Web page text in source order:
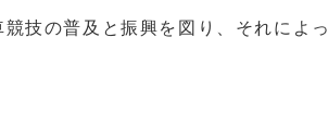
技の普及と振興を図り、それによっ